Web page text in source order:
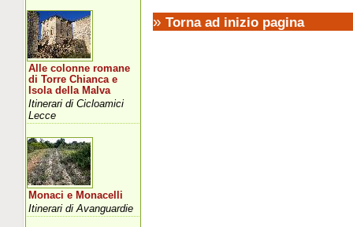
» Torna ad inizio pagina
Alle colonne romane
di Torre Chianca e
Isola della Malva
Itinerari di Cicloamici
Lecce
Monaci e Monacelli
Itinerari di Avanguardie